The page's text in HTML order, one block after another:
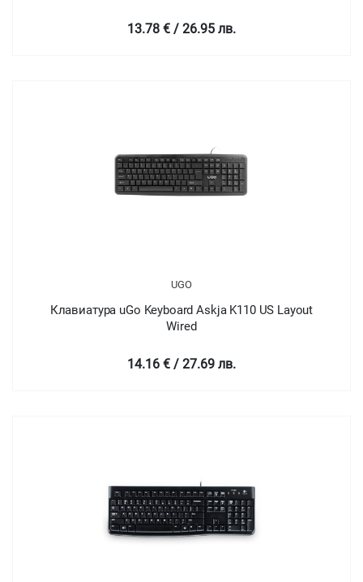
13.78 € / 26.95 лв.
UGO
Клавиатура uGo Keyboard Askja K110 US Layout
Wired
14.16 € / 27.69 лв.